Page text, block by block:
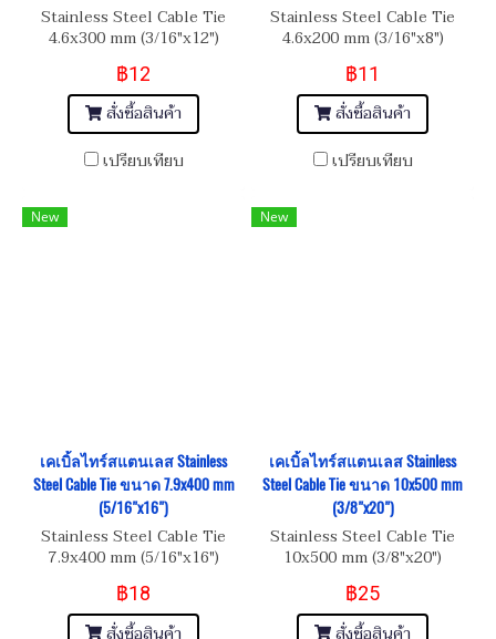
Stainless Steel Cable Tie
4.6x300 mm (3/16"x12")
฿12
สั่งซื้อสินค้า
เปรียบเทียบ
Stainless Steel Cable Tie
4.6x200 mm (3/16"x8")
฿11
สั่งซื้อสินค้า
เปรียบเทียบ
New
เคเบิ้ลไทร์สแตนเลส Stainless
Steel Cable Tie ขนาด 7.9x400 mm
(5/16"x16")
Stainless Steel Cable Tie
7.9x400 mm (5/16"x16")
฿18
สั่งซื้อสินค้า
New
เคเบิ้ลไทร์สแตนเลส Stainless
Steel Cable Tie ขนาด 10x500 mm
(3/8"x20")
Stainless Steel Cable Tie
10x500 mm (3/8"x20")
฿25
สั่งซื้อสินค้า